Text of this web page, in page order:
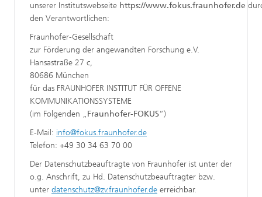
unserer Institutswebseite https://www.fokus.fraunhofer.de
den Verantwortlichen:
Fraunhofer-Gesellschaft
zur Förderung der angewandten Forschung e.V.
Hansastraße 27 c,
80686 München
für das FRAUNHOFER INSTITUT FÜR OFFENE
KOMMUNIKATIONSSYSTEME
(im Folgenden „Fraunhofer-FOKUS“)
E-Mail: info@fokus.fraunhofer.de
Telefon: +49 30 34 63 70 00
Der Datenschutzbeauftragte von Fraunhofer ist unter der
o.g. Anschrift, zu Hd. Datenschutzbeauftragter bzw.
unter datenschutz@zv.fraunhofer.de erreichbar.